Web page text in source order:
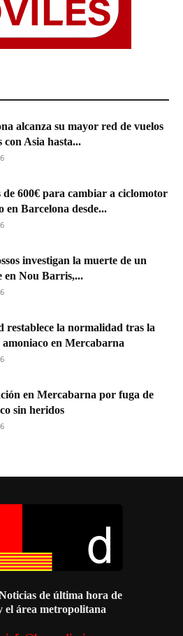
alcanza su mayor red de vuelos
con Asia hasta...
de 600€ para cambiar a ciclomotor
en Barcelona desde...
investigan la muerte de un
en Nou Barris,...
restablece la normalidad tras la
amoniaco en Mercabarna
en Mercabarna por fuga de
sin heridos
de última hora de
el área metropolitana